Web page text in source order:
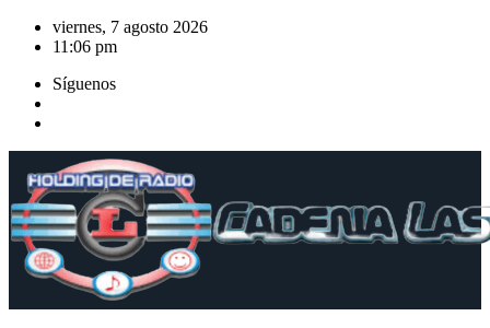
Saltar
viernes, 7 agosto 2026
11:06 pm
Síguenos